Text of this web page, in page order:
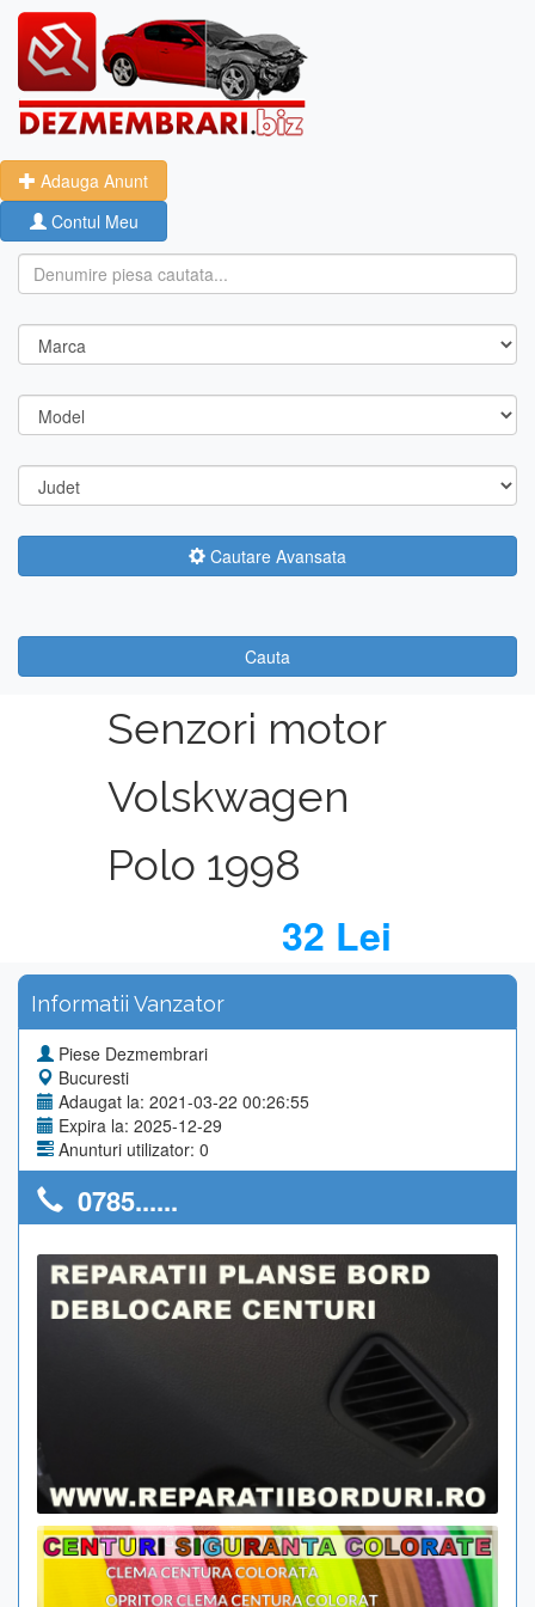
Adauga Anunt
Contul Meu
Cautare Avansata
Cauta
Senzori motor
Volskwagen
Polo 1998
32 Lei
Informatii Vanzator
Piese Dezmembrari
Bucuresti
Adaugat la: 2021-03-22 00:26:55
Expira la: 2025-12-29
Anunturi utilizator: 0
0785......